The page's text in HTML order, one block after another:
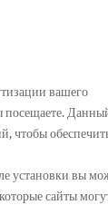
вашего
посещаете.
чтобы
установки вы
сайты